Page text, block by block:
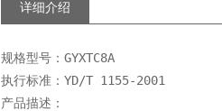
详细介绍
规格型号：GYXTC8A
执行标准：YD/T 1155-2001
产品描述：